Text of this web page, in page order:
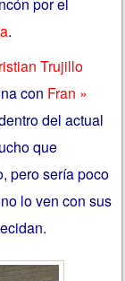
.
Trujillo
con Fran »
del actual
que
pero sería poco
lo ven con sus